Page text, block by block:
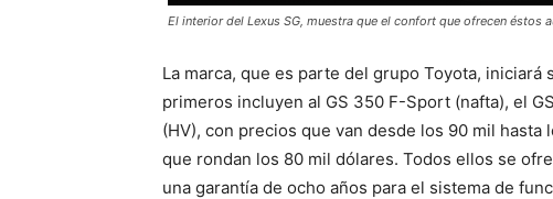
El interior del Lexus SG, muestra que el confort que ofrecen éstos
La marca, que es parte del grupo Toyota, iniciará
primeros incluyen al GS 350 F-Sport (nafta), el
(HV), con precios que van desde los 90 mil
que rondan los 80 mil dólares. Todos ellos se
una garantía de ocho años para el sistema de